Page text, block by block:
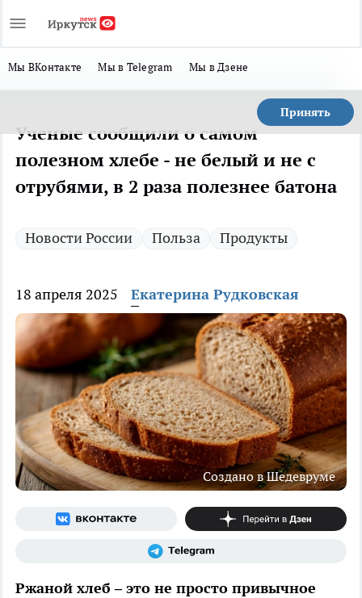
Мы ВКонтакте Мы в Telegram Мы в Дзене
Принять
Ученые сообщили о самом
полезном хлебе - не белый и не с
отрубями, в 2 раза полезнее батона
Новости России Польза Продукты
18 апреля 2025 Екатерина Рудковская
Создано в Шедевруме
Ржаной хлеб – это не просто привычное